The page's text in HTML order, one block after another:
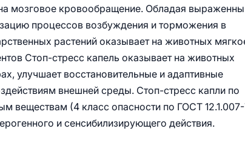
мозговое кровообращение. Обладая
процессов возбуждения и торможения в
растений оказывает на животных
Стоп-стресс капель оказывает на животных
улучшает восстановительные и адаптивные
внешней среды. Стоп-стресс капли по
веществам (4 класс опасности по ГОСТ
и сенсибилизирующего действия.